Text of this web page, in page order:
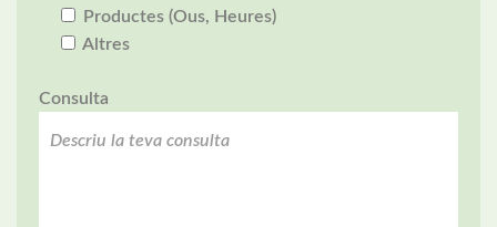
Productes (Ous, Heures)
Altres
Consulta